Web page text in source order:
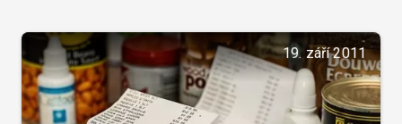
19. září 2011